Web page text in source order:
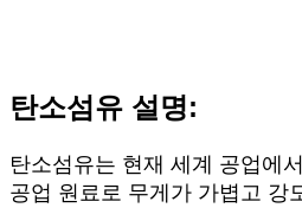
탄소섬유 설명:
탄소섬유는 현재 세계 공업에
공업 원료로 무게가 가볍고 강